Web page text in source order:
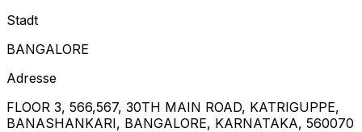
Stadt
BANGALORE
Adresse
FLOOR 3, 566,567, 30TH MAIN ROAD, KATRIGUPPE,
BANASHANKARI, BANGALORE, KARNATAKA, 560070